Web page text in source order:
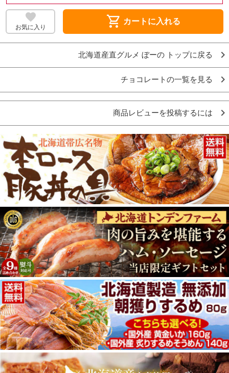
お気に入り shopping_cart カートに入れる
北海道産直グルメ ぼーの トップに戻る
チョコレートの一覧を見る
商品レビューを投稿するには